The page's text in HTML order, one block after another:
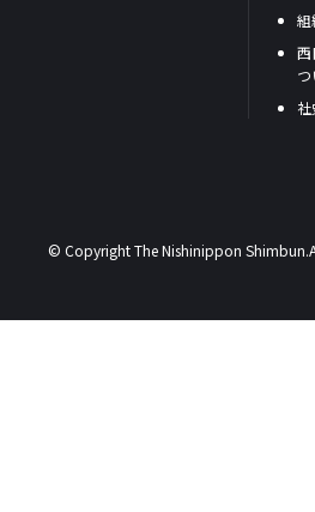
組
西
社
© Copyright The Nishinippon